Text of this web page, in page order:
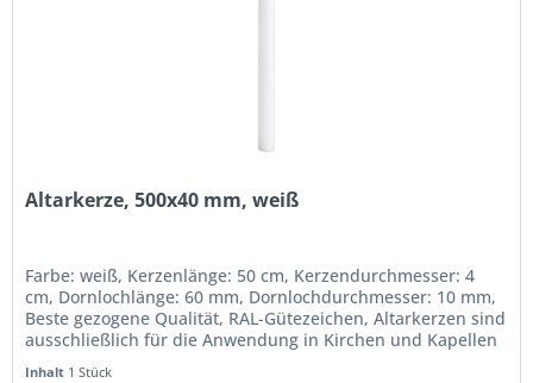
Altarkerze, 500x40 mm, weiß
Farbe: weiß, Kerzenlänge: 50 cm, Kerzendurchmesser: 4
cm, Dornlochlänge: 60 mm, Dornlochdurchmesser: 10 mm,
Beste gezogene Qualität, RAL-Gütezeichen, Altarkerzen sind
ausschließlich für die Anwendung in Kirchen und Kapellen
Inhalt 1 Stück